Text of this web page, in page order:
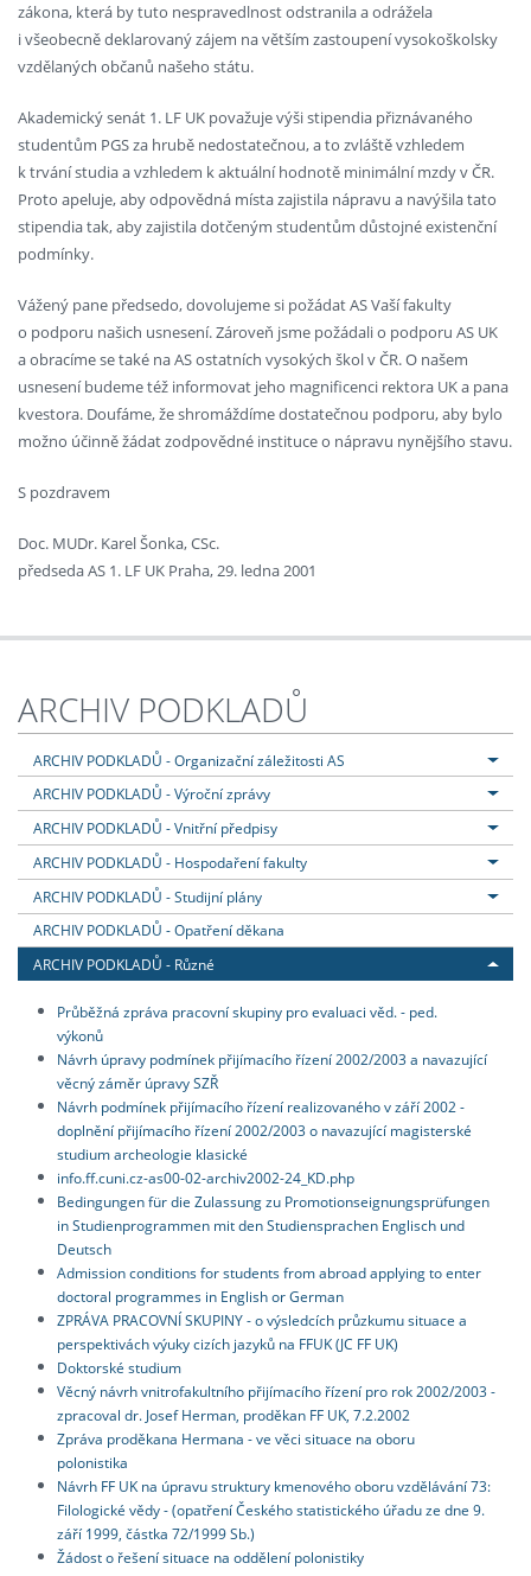
zákona, která by tuto nespravedlnost odstranila a odrážela
i všeobecně deklarovaný zájem na větším zastoupení vysokoškolsky
vzdělaných občanů našeho státu.
Akademický senát 1. LF UK považuje výši stipendia přiznávaného
studentům PGS za hrubě nedostatečnou, a to zvláště vzhledem
k trvání studia a vzhledem k aktuální hodnotě minimální mzdy v ČR.
Proto apeluje, aby odpovědná místa zajistila nápravu a navýšila tato
stipendia tak, aby zajistila dotčeným studentům důstojné existenční
podmínky.
Vážený pane předsedo, dovolujeme si požádat AS Vaší fakulty
o podporu našich usnesení. Zároveň jsme požádali o podporu AS UK
a obracíme se také na AS ostatních vysokých škol v ČR. O našem
usnesení budeme též informovat jeho magnificenci rektora UK a pana
kvestora. Doufáme, že shromáždíme dostatečnou podporu, aby bylo
možno účinně žádat zodpovědné instituce o nápravu nynějšího stavu.
S pozdravem
Doc. MUDr. Karel Šonka, CSc.
předseda AS 1. LF UK Praha, 29. ledna 2001
ARCHIV PODKLADŮ
ARCHIV PODKLADŮ - Organizační záležitosti AS
ARCHIV PODKLADŮ - Výroční zprávy
ARCHIV PODKLADŮ - Vnitřní předpisy
ARCHIV PODKLADŮ - Hospodaření fakulty
ARCHIV PODKLADŮ - Studijní plány
ARCHIV PODKLADŮ - Opatření děkana
ARCHIV PODKLADŮ - Různé
Průběžná zpráva pracovní skupiny pro evaluaci věd. - ped.
výkonů
Návrh úpravy podmínek přijímacího řízení 2002/2003 a navazující
věcný záměr úpravy SZŘ
Návrh podmínek přijímacího řízení realizovaného v září 2002 -
doplnění přijímacího řízení 2002/2003 o navazující magisterské
studium archeologie klasické
info.ff.cuni.cz-as00-02-archiv2002-24_KD.php
Bedingungen für die Zulassung zu Promotionseignungsprüfungen
in Studienprogrammen mit den Studiensprachen Englisch und
Deutsch
Admission conditions for students from abroad applying to enter
doctoral programmes in English or German
ZPRÁVA PRACOVNÍ SKUPINY - o výsledcích průzkumu situace a
perspektivách výuky cizích jazyků na FFUK (JC FF UK)
Doktorské studium
Věcný návrh vnitrofakultního přijímacího řízení pro rok 2002/2003 -
zpracoval dr. Josef Herman, proděkan FF UK, 7.2.2002
Zpráva proděkana Hermana - ve věci situace na oboru
polonistika
Návrh FF UK na úpravu struktury kmenového oboru vzdělávání 73:
Filologické vědy - (opatření Českého statistického úřadu ze dne 9.
září 1999, částka 72/1999 Sb.)
Žádost o řešení situace na oddělení polonistiky